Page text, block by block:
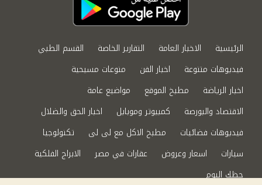
الرئيسية الاخبار العامة التقارير الخاصة
القسم الطبي
فيديوهات متنوعة
اخبار الفن
منوعات مسيحية
اخبار الرياضة
مطبخ الموقع
مواضيع عامة
الاقتصاد والبورصة
كمبيوتر وموبايل
اخبار الحق والضلال
فيديوهات فضائيات
مطبخ الاكل مع لى لى
تكنولوجيا
سيارات
اسعار وعروض عقارات في مصر
الابراج الفلكية
حظك اليوم